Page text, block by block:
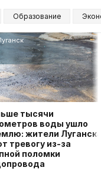
Образование
тысячи
воды ушло
жители
тревогу из-за
поломки